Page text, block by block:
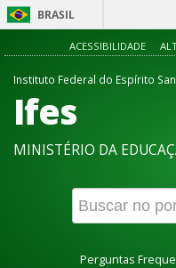
BRASIL
ACESSIBILIDADE
Instituto Federal do Espírito
Ifes
MINISTÉRIO DA
Perguntas